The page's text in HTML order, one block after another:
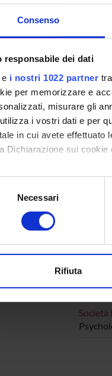
Consenso
responsabile dei dati
e i nostri 1022 partner
per memorizzare e
misurare gli
i vostri dati e per
in cui avete effettuato
Dichiarazione sui
il tuo consenso,
raccogliere
digitali).
o ritirare il tuo
dei dati web,
hanno raccolto dal tuo
Necessari
Rifiuta
Federica
Anna
AREE DI
Società